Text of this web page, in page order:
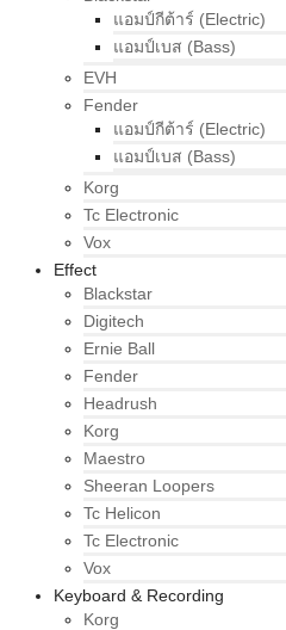
แอมป์กีต้าร์ (Electric)
แอมป์เบส (Bass)
EVH
Fender
แอมป์กีต้าร์ (Electric)
แอมป์เบส (Bass)
Korg
Tc Electronic
Vox
Effect
Blackstar
Digitech
Ernie Ball
Fender
Headrush
Korg
Maestro
Sheeran Loopers
Tc Helicon
Tc Electronic
Vox
Keyboard & Recording
Korg